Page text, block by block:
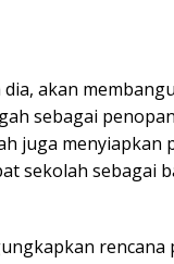
akan
sebagai
juga menyiapkan
sekolah sebagai
rencana